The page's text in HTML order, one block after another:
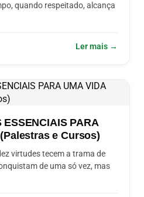
quando respeitado, alcança
Ler mais →
ESSENCIAIS PARA
e Cursos)
virtudes tecem a trama de
de uma só vez, mas